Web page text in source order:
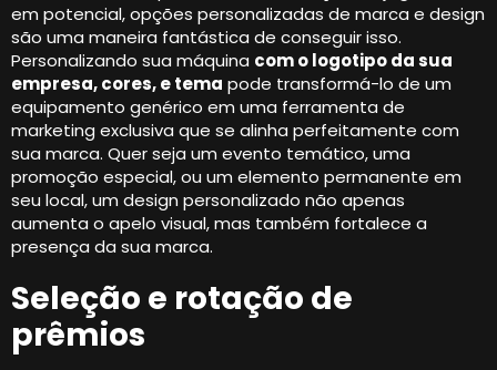
em potencial, opções personalizadas de marca e design
são uma maneira fantástica de conseguir isso.
Personalizando sua máquina com o logotipo da sua
empresa, cores, e tema pode transformá-lo de um
equipamento genérico em uma ferramenta de
marketing exclusiva que se alinha perfeitamente com
sua marca. Quer seja um evento temático, uma
promoção especial, ou um elemento permanente em
seu local, um design personalizado não apenas
aumenta o apelo visual, mas também fortalece a
presença da sua marca.
Seleção e rotação de
prêmios